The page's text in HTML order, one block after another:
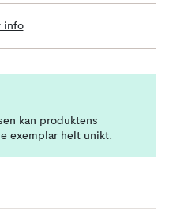
info
kan produktens
exemplar helt unikt.